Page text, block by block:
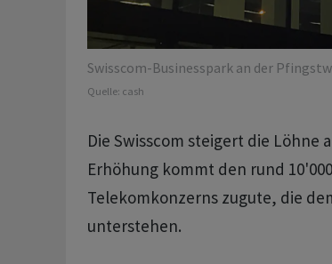
Swisscom-Businesspark an der
Quelle: cash
Die Swisscom steigert die Löhne
Erhöhung kommt den rund
Telekomkonzerns zugute, die
unterstehen.